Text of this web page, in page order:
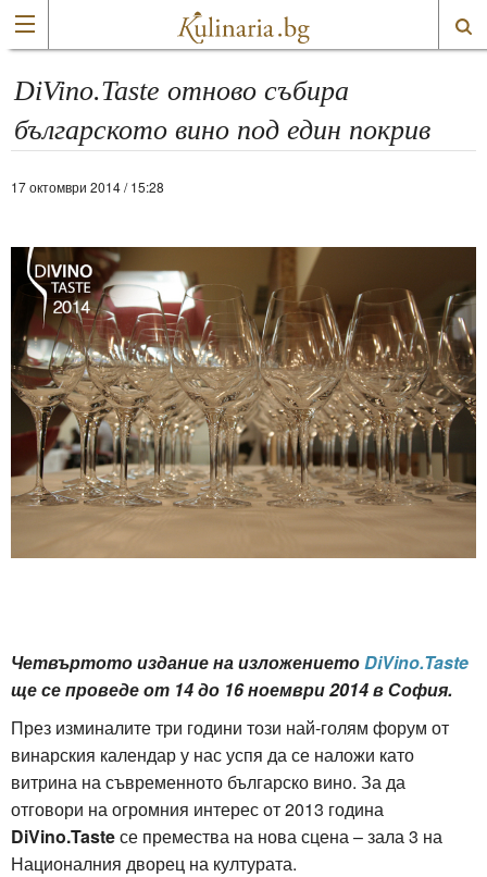
DiVino.Taste отново събира
българското вино под един покрив
17 октомври 2014 / 15:28
Четвъртото издание на изложението DiVino.Taste
ще се проведе от 14 до 16 ноември 2014 в София.
През изминалите три години този най-голям форум от
винарския календар у нас успя да се наложи като
витрина на съвременното българско вино. За да
отговори на огромния интерес от 2013 година
DiVino.Tasteсе премества на нова сцена – зала 3 на
Националния дворец на културата.